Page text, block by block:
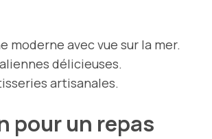
moderne avec vue sur la mer.
délicieuses.
artisanales.
pour un repas